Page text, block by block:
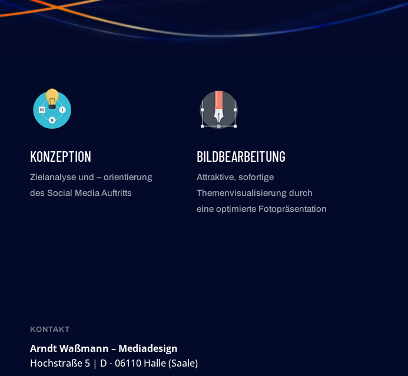
KONZEPTION
Zielanalyse und – orientierung
des Social Media Auftritts
BILDBEARBEITUNG
Attraktive, sofortige
Themenvisualisierung durch
eine optimierte Fotopräsentation
KONTAKT
Arndt Waßmann – Mediadesign
Hochstraße 5 | D - 06110 Halle (Saale)